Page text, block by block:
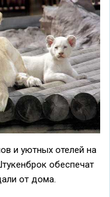
и уютных отелей на
обеспечат
от дома.